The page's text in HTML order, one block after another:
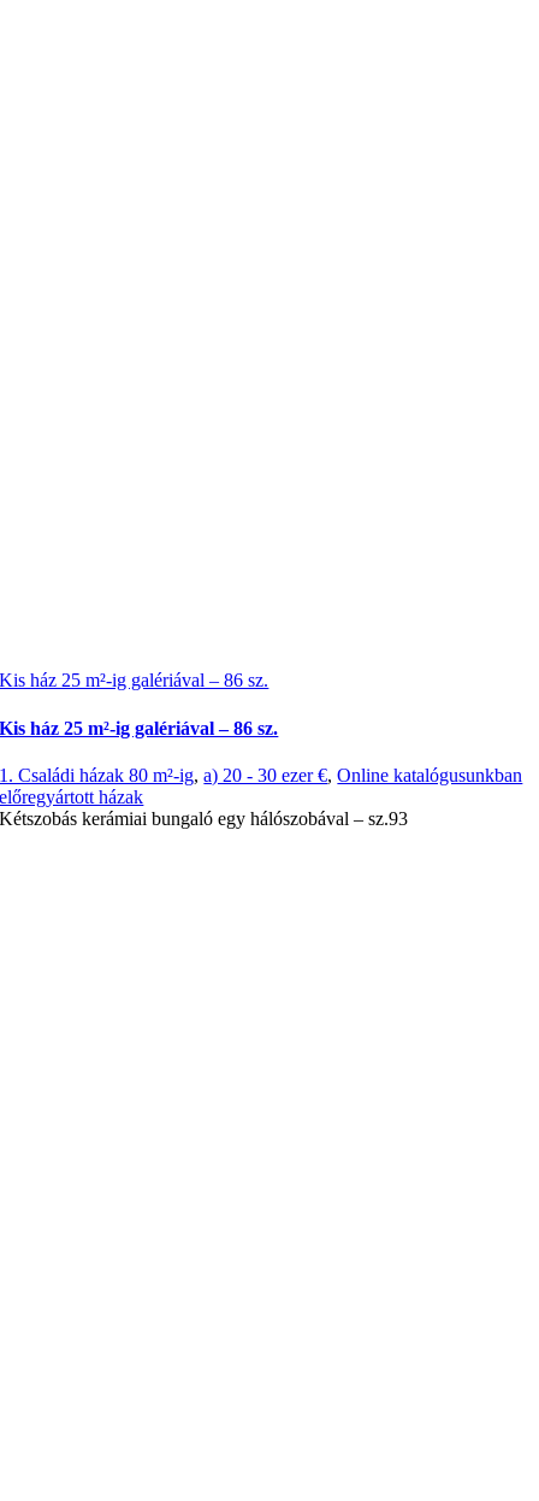
Kis ház 25 m²-ig galériával – 86 sz.
Kis ház 25 m²-ig galériával – 86 sz.
1. Családi házak 80 m²-ig,a) 20 - 30 ezer €,Online katalógusunkban
előregyártott házak
Kétszobás kerámiai bungaló egy hálószobával – sz.93